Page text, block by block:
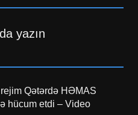
yazın
Qətərdə HƏMAS
hücum etdi – Video